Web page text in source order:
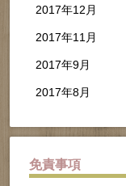
2017年12月
2017年11月
2017年9月
2017年8月
免責事項